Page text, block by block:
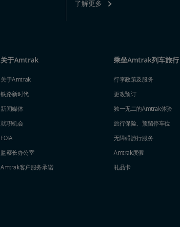
了解更多
关于Amtrak
关于Amtrak
铁路新时代
新闻媒体
就职机会
FOIA
监察长办公室
Amtrak​​​​​​​客户服务承诺
乘坐Amtrak列车旅行
行李政策及服务
更改预订
独一无二的Amtrak体验
旅行保险、预留停车位
无障碍旅行服务
Amtrak度假
礼品卡